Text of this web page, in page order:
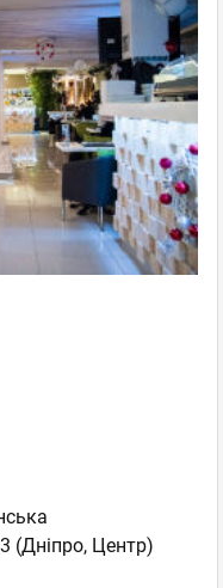
(Дніпро, Центр)